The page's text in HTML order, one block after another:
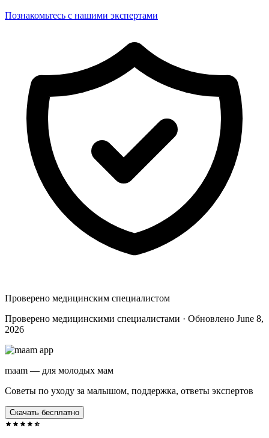
Познакомьтесь с нашими экспертами
Проверено медицинским специалистом
Проверено медицинскими специалистами · Обновлено June 8,
2026
maam — для молодых мам
Советы по уходу за малышом, поддержка, ответы экспертов
Скачать бесплатно